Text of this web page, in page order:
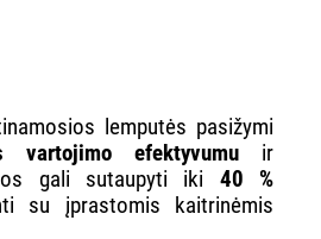
lemputės pasižymi
vartojimo efektyvumu ir
gali sutaupyti iki 40 %
su įprastomis kaitrinėmis